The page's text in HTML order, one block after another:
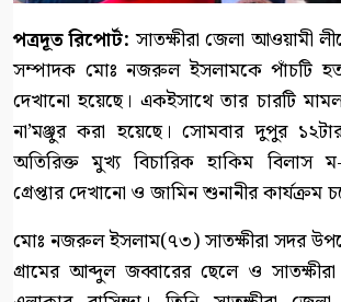
পত্রদূত রিপোর্ট: সাতক্ষীরা জেলা আওয়ামী
সম্পাদক মোঃ নজরুল ইসলামকে পাঁচটি
দেখানো হয়েছে। একইসাথে তার চারটি
না’মঞ্জুর করা হয়েছে। সোমবার দুপুর
অতিরিক্ত মুখ্য বিচারিক হাকিম
গ্রেপ্তার দেখানো ও জামিন শুনানীর কার্যক্রম
মোঃ নজরুল ইসলাম(৭৩) সাতক্ষীরা সদর
গ্রামের আব্দুল জব্বারের ছেলে ও